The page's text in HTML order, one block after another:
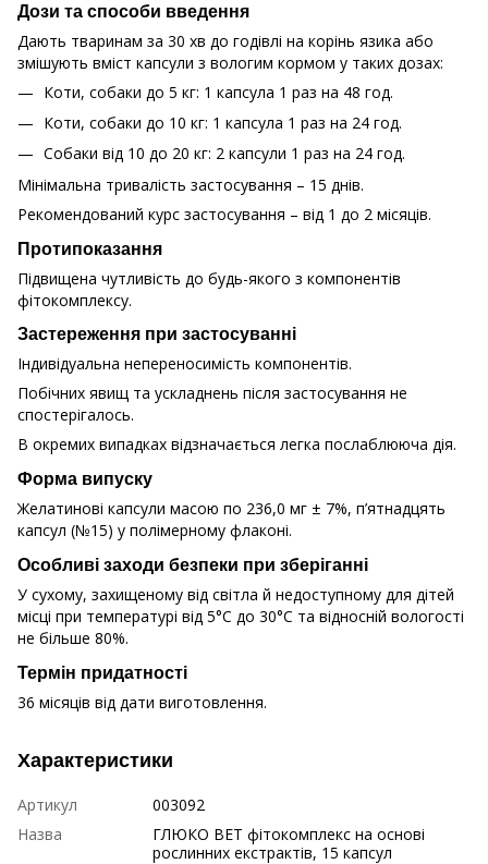
Дози та способи введення
Дають тваринам за 30 хв до годівлі на корінь язика або
змішують вміст капсули з вологим кормом у таких дозах:
Коти, собаки до 5 кг: 1 капсула 1 раз на 48 год.
Коти, собаки до 10 кг: 1 капсула 1 раз на 24 год.
Собаки від 10 до 20 кг: 2 капсули 1 раз на 24 год.
Мінімальна тривалість застосування – 15 днів.
Рекомендований курс застосування – від 1 до 2 місяців.
Протипоказання
Підвищена чутливість до будь-якого з компонентів
фітокомплексу.
Застереження при застосуванні
Індивідуальна непереносимість компонентів.
Побічних явищ та ускладнень після застосування не
спостерігалось.
В окремих випадках відзначається легка послаблююча дія.
Форма випуску
Желатинові капсули масою по 236,0 мг ± 7%, п’ятнадцять
капсул (№15) у полімерному флаконі.
Особливі заходи безпеки при зберіганні
У сухому, захищеному від світла й недоступному для дітей
місці при температурі від 5°С до 30°С та відносній вологості
не більше 80%.
Термін придатності
36 місяців від дати виготовлення.
Характеристики
Артикул
003092
Назва
ГЛЮКО ВЕТ фітокомплекс на основі
рослинних екстрактів, 15 капсул